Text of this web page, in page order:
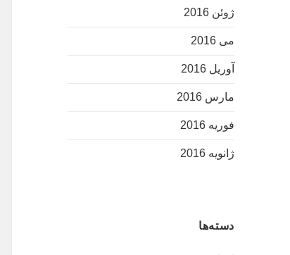
ژوئن 2016
می 2016
آوریل 2016
مارس 2016
فوریه 2016
ژانویه 2016
دسته‌ها